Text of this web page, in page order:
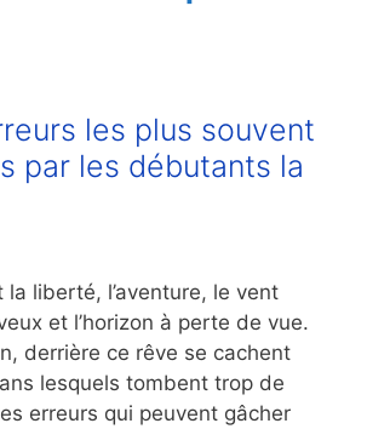
les plus souvent
par les débutants la
la liberté, l’aventure, le vent
et l’horizon à perte de vue.
derrière ce rêve se cachent
lesquels tombent trop de
erreurs qui peuvent gâcher